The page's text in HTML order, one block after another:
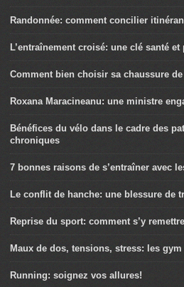
Randonnée: comment concilier
L’entraînement croisé: une clé santé et
Comment bien choisir sa chaussure
Roxana Maracineanu: une ministre
Bénéfices du vélo dans le cadre des
chroniques
7 bonnes raisons de s’entraîner avec
Le conflit de hanche: une blessure de
Reprise du sport: comment s’y
Maux de dos, tensions, stress: les
Running: soignez vos allures!